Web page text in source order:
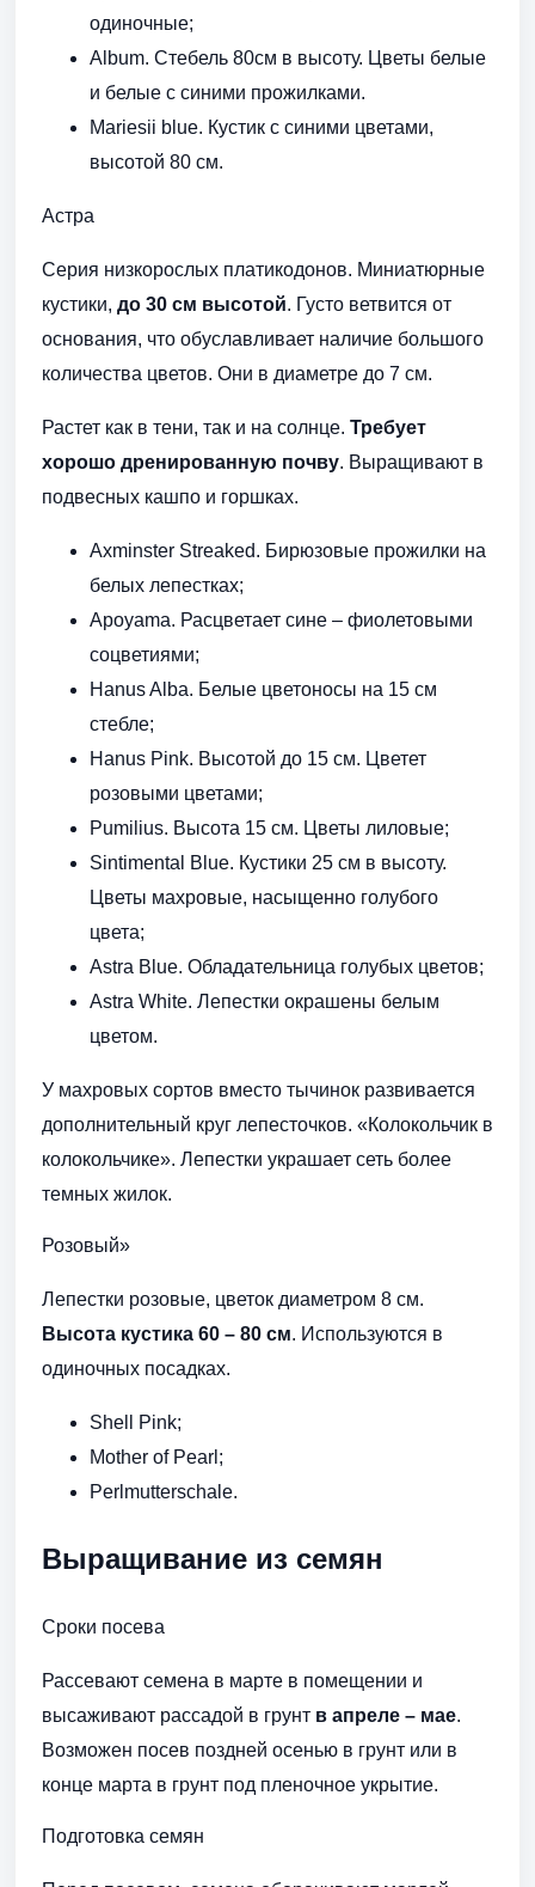
одиночные;
Album. Стебель 80см в высоту. Цветы белые
и белые с синими прожилками.
Mariesii blue. Кустик с синими цветами,
высотой 80 см.
Астра
Серия низкорослых платикодонов. Миниатюрные
кустики, до 30 см высотой. Густо ветвится от
основания, что обуславливает наличие большого
количества цветов. Они в диаметре до 7 см.
Растет как в тени, так и на солнце. Требует
хорошо дренированную почву. Выращивают в
подвесных кашпо и горшках.
Axminster Streaked. Бирюзовые прожилки на
белых лепестках;
Apoyama. Расцветает сине – фиолетовыми
соцветиями;
Hanus Alba. Белые цветоносы на 15 см
стебле;
Hanus Pink. Высотой до 15 см. Цветет
розовыми цветами;
Pumilius. Высота 15 см. Цветы лиловые;
Sintimental Blue. Кустики 25 см в высоту.
Цветы махровые, насыщенно голубого
цвета;
Astra Blue. Обладательница голубых цветов;
Astra White. Лепестки окрашены белым
цветом.
У махровых сортов вместо тычинок развивается
дополнительный круг лепесточков. «Колокольчик в
колокольчике». Лепестки украшает сеть более
темных жилок.
Розовый»
Лепестки розовые, цветок диаметром 8 см.
Высота кустика 60 – 80 см. Используются в
одиночных посадках.
Shell Pink;
Mother of Pearl;
Perlmutterschale.
Выращивание из семян
Сроки посева
Рассевают семена в марте в помещении и
высаживают рассадой в грунт в апреле – мае.
Возможен посев поздней осенью в грунт или в
конце марта в грунт под пленочное укрытие.
Подготовка семян